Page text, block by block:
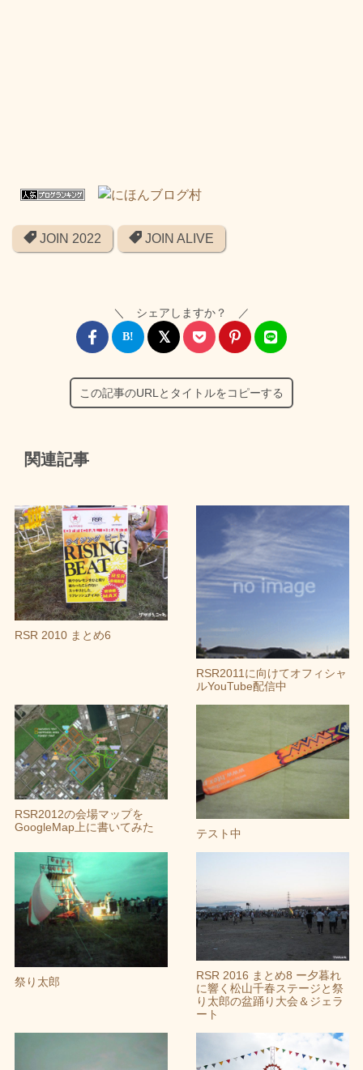
JOIN 2022 JOIN ALIVE
＼ シェアしますか？ ／
この記事のURLとタイトルをコピーする
関連記事
RSR 2010 まとめ6
RSR2011に向けてオフィシャ
ルYouTube配信中
RSR2012の会場マップを
GoogleMap上に書いてみた
テスト中
祭り太郎
RSR 2016 まとめ8 ー夕暮れ
に響く松山千春ステージと祭
り太郎の盆踊り大会＆ジェラ
ート